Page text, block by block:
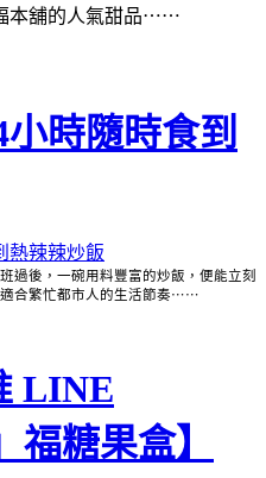
本舖的人氣甜品⋯⋯
小時隨時食到
過後，一碗用料豐富的炒飯，便能立刻
適合繁忙都市人的生活節奏⋯⋯
LINE
糖果盒】